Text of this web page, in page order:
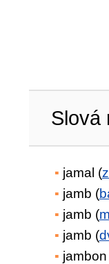
Slová
jamal (
jamb (
jamb (
jamb (
jambon